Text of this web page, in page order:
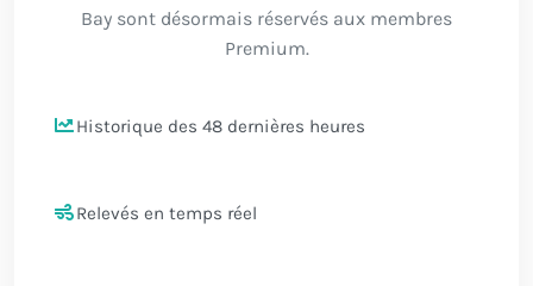
Bay sont désormais réservés aux membres
Premium.
Historique des 48 dernières heures
Relevés en temps réel